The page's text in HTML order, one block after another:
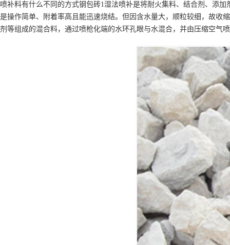
喷补料有什么不同的方式钢包砖1湿法喷补是将耐火集料、结合剂、添
是操作简单、附着率高且能迅速烧结。但因含水量大，顺粒较细，故收
剂等组成的混合料，通过喷枪化端的水环孔眼与水混合，并由压缩空气